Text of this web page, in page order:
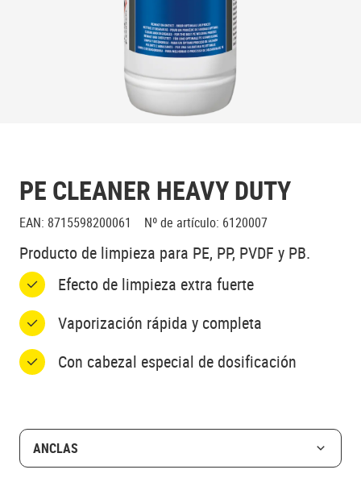
PE CLEANER HEAVY DUTY
EAN: 8715598200061 Nº de artículo: 6120007
Producto de limpieza para PE, PP, PVDF y PB.
Efecto de limpieza extra fuerte
Vaporización rápida y completa
Con cabezal especial de dosificación
ANCLAS